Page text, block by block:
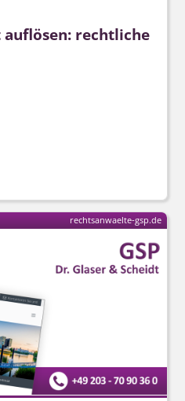
rechtliche
rechtsanwaelte-gsp.de